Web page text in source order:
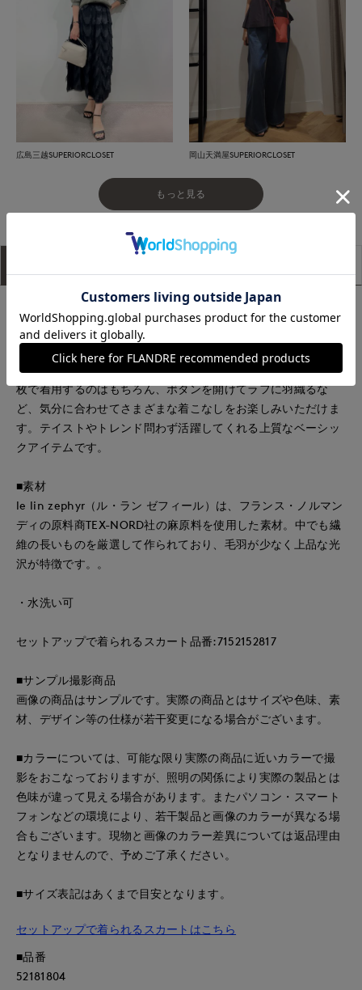
広島三越SUPERIORCLOSET 岡山天満屋SUPERIORCLOSET
もっと見る
■デザイン
分量感のあるマニッシュなシルエットながら、小さめの襟や裾
のラウンドヘムで女性らしさをプラスしています。ウエストイ
ン・アウトどちらの着こなしも決まる絶妙な丈感もポイント。1
枚で着用するのはもちろん、ボタンを開けてラフに羽織るな
ど、気分に合わせてさまざまな着こなしをお楽しみいただけま
す。テイストやトレンド問わず活躍してくれる上質なベーシッ
クアイテムです。
■素材
le lin zephyr（ル・ラン ゼフィール）は、フランス・ノルマン
ディの原料商TEX-NORD社の麻原料を使用した素材。中でも繊
維の長いものを厳選して作られており、毛羽が少なく上品な光
沢が特徴です。。
・水洗い可
セットアップで着られるスカート品番:7152152817
■サンプル撮影商品
画像の商品はサンプルです。実際の商品とはサイズや色味、素
材、デザイン等の仕様が若干変更になる場合がございます。
■カラーについては、可能な限り実際の商品に近いカラーで撮
影をおこなっておりますが、照明の関係により実際の製品とは
色味が違って見える場合があります。またパソコン・スマート
フォンなどの環境により、若干製品と画像のカラーが異なる場
合もございます。現物と画像のカラー差異については返品理由
となりませんので、予めご了承ください。
■サイズ表記はあくまで目安となります。
セットアップで着られるスカートはこちら
■品番
52181804